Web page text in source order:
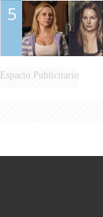
5
Espacio Publicitario